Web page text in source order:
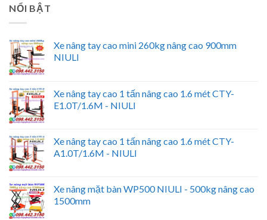
NỔI BẬT
Xe nâng tay cao mini 260kg nâng cao 900mm
NIULI
Xe nâng tay cao 1 tấn nâng cao 1.6 mét CTY-
E1.0T/1.6M - NIULI
Xe nâng tay cao 1 tấn nâng cao 1.6 mét CTY-
A1.0T/1.6M - NIULI
Xe nâng mặt bàn WP500 NIULI - 500kg nâng cao
1500mm